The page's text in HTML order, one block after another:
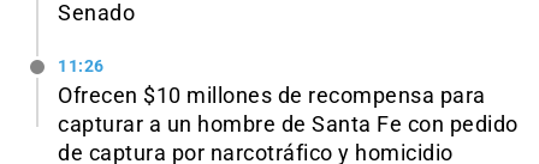
Senado
11:26
Ofrecen $10 millones de recompensa para
capturar a un hombre de Santa Fe con pedido
de captura por narcotráfico y homicidio